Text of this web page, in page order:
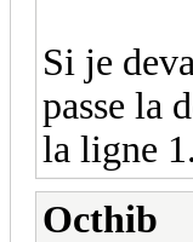
Si je
passe la
la ligne
Octhib